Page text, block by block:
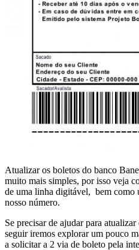
Atualizar os boletos do banco
muito mais simples, por isso veja
de uma linha digitável, bem como
nosso número.
Se precisar de ajudar para
seguir iremos explorar um pouco
a solicitar a 2 via de boleto pela